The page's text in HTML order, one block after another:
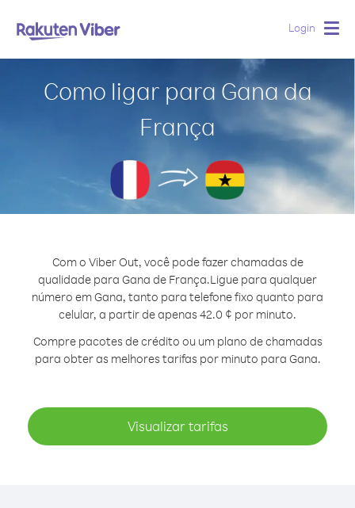
Login
Como ligar para Gana da
França
Com o Viber Out, você pode fazer chamadas de
qualidade para Gana de França.Ligue para qualquer
número em Gana, tanto para telefone fixo quanto para
celular, a partir de apenas 42.0 ¢ por minuto.
Compre pacotes de crédito ou um plano de chamadas
para obter as melhores tarifas por minuto para Gana.
Visualizar tarifas